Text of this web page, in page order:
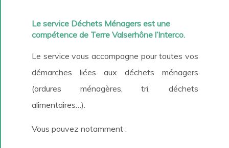
Le service Déchets Ménagers est une
compétence de Terre Valserhône l’Interco.
Le service vous accompagne pour toutes vos
démarches liées aux déchets ménagers
(ordures ménagères, tri, déchets
alimentaires…).
Vous pouvez notamment :